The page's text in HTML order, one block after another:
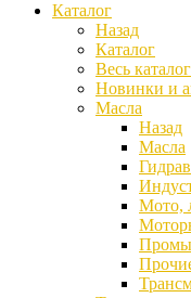
Каталог
Назад
Каталог
Весь каталог
Новинки и
Масла
Назад
Масла
Мото,